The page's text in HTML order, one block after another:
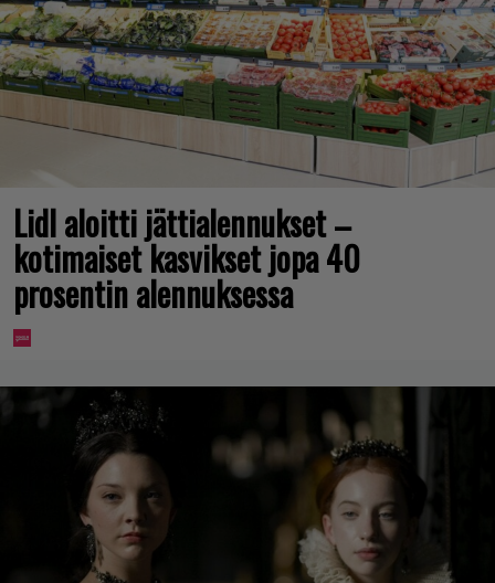
Lidl aloitti jättialennukset –
kotimaiset kasvikset jopa 40
prosentin alennuksessa